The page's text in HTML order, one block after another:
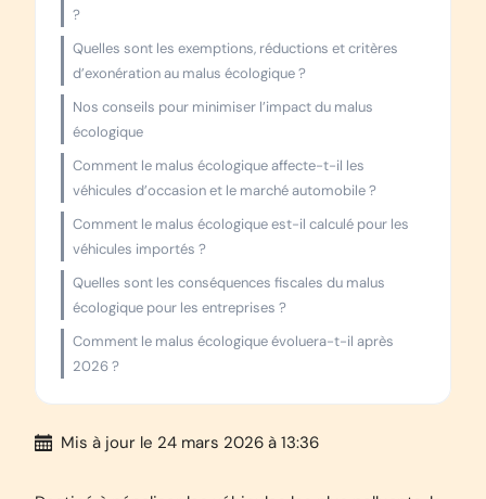
?
Quelles sont les exemptions, réductions et critères
d’exonération au malus écologique ?
Nos conseils pour minimiser l’impact du malus
écologique
Comment le malus écologique affecte-t-il les
véhicules d’occasion et le marché automobile ?
Comment le malus écologique est-il calculé pour les
véhicules importés ?
Quelles sont les conséquences fiscales du malus
écologique pour les entreprises ?
Comment le malus écologique évoluera-t-il après
2026 ?
Mis à jour le 24 mars 2026 à 13:36